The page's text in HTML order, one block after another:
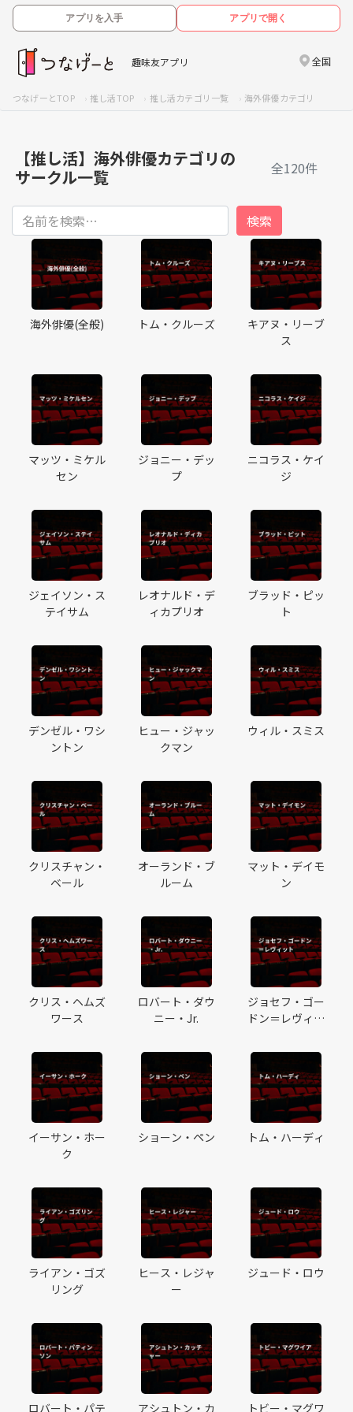
アプリを入手 アプリで開く
趣味友アプリ 全国
つなげーとTOP 推し活TOP 推し活カテゴリ一覧 海外俳優カテゴリ
【推し活】海外俳優カテゴリの
サークル一覧
全120件
海外俳優(全般) トム・クルーズ
キアヌ・リーブ
ス
マッツ・ミケル
セン
ジョニー・デッ
プ
ニコラス・ケイ
ジ
ジェイソン・ス
テイサム
レオナルド・デ
ィカプリオ
ブラッド・ピッ
ト
デンゼル・ワシ
ントン
ヒュー・ジャッ
クマン
ウィル・スミス
クリスチャン・
ベール
オーランド・ブ
ルーム
マット・デイモ
ン
クリス・ヘムズ
ワース
ロバート・ダウ
ニー・Jr.
ジョセフ・ゴー
ドン＝レヴィッ
イーサン・ホー
ク
ショーン・ペン トム・ハーディ
ライアン・ゴズ
リング
ヒース・レジャ
ー
ジュード・ロウ
ロバート・パテ アシュトン・カ トビー・マグワ